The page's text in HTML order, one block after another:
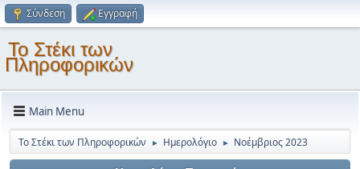
Σύνδεση Εγγραφή
Το Στέκι των
Πληροφορικών
Main Menu
Το Στέκι των Πληροφορικών ► Ημερολόγιο ► Νοέμβριος 2023